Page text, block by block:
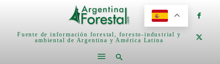
Fuente de información forestal, foresto-industrial y
ambiental de Argentina y América Latina